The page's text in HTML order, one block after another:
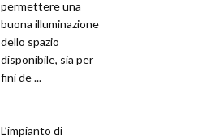
permettere una
buona illuminazione
dello spazio
disponibile, sia per
fini de ...
L’impianto di